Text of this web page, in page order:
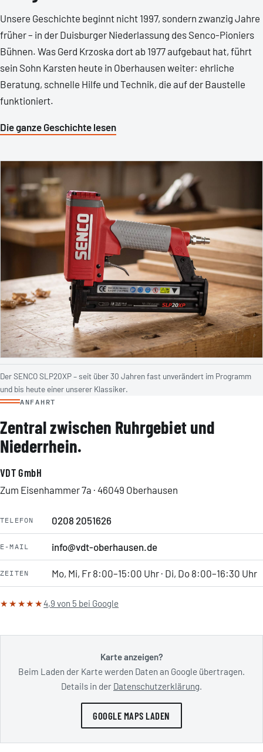
Unsere Geschichte beginnt nicht 1997, sondern zwanzig Jahre
früher – in der Duisburger Niederlassung des Senco-Pioniers
Bühnen. Was Gerd Krzoska dort ab 1977 aufgebaut hat, führt
sein Sohn Karsten heute in Oberhausen weiter: ehrliche
Beratung, schnelle Hilfe und Technik, die auf der Baustelle
funktioniert.
Die ganze Geschichte lesen
Der SENCO SLP20XP – seit über 30 Jahren fast unverändert im Programm
und bis heute einer unserer Klassiker.
ANFAHRT
Zentral zwischen Ruhrgebiet und
Niederrhein.
VDT GmbH
Zum Eisenhammer 7a · 46049 Oberhausen
TELEFON 0208 2051626
E-MAIL info@vdt-oberhausen.de
ZEITEN Mo, Mi, Fr 8:00–15:00 Uhr · Di, Do 8:00–16:30 Uhr
★★★★★4,9 von 5 bei Google
Karte anzeigen?
Beim Laden der Karte werden Daten an Google übertragen.
Details in der Datenschutzerklärung.
GOOGLE MAPS LADEN